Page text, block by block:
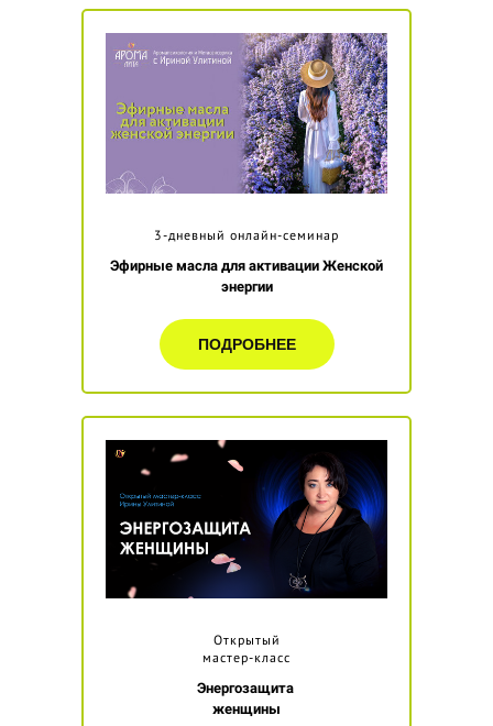
3-дневный онлайн-семинар
Эфирные масла для активации Женской
энергии
ПОДРОБНЕЕ
Открытый
мастер-класс
Энергозащита
женщины